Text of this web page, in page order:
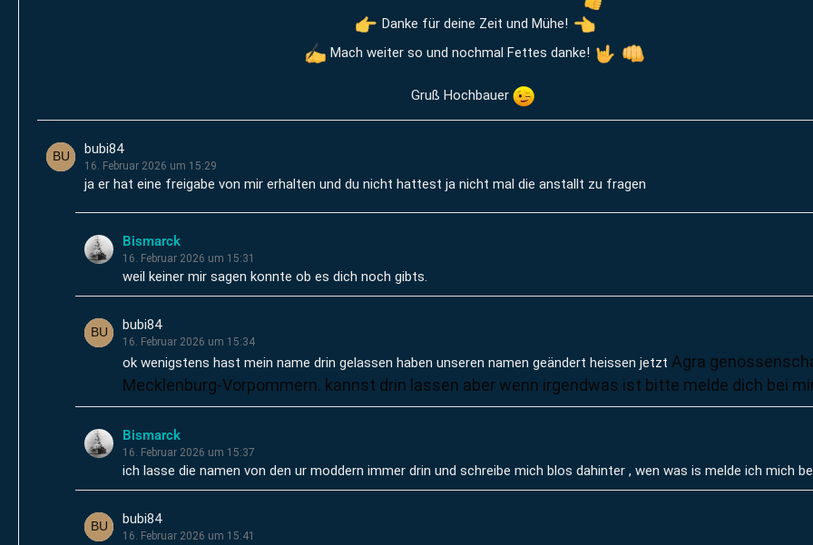
Danke für deine Zeit und Mühe!
Mach weiter so und nochmal Fettes danke!
Gruß Hochbauer
bubi84
16. Februar 2026 um 15:29
ja er hat eine freigabe von mir erhalten und du nicht hattest ja nicht mal die anstallt zu fragen
Bismarck
16. Februar 2026 um 15:31
weil keiner mir sagen konnte ob es dich noch gibts.
bubi84
16. Februar 2026 um 15:34
ok wenigstens hast mein name drin gelassen haben unseren namen geändert heissen jetzt Agra
Mecklenburg-Vorpommern. kannst drin lassen aber wenn irgendwas ist bitte melde dich bei
Bismarck
16. Februar 2026 um 15:37
ich lasse die namen von den ur moddern immer drin und schreibe mich blos dahinter , wen was is melde ich mich
bubi84
16. Februar 2026 um 15:41